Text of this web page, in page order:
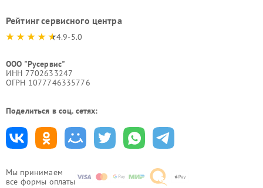
Мы принимаем
все формы оплаты
Рейтинг сервисного центра
4.9-5.0
ООО "Русервис"
ИНН 7702633247
ОГРН 1077746335776
Поделиться в соц. сетях: